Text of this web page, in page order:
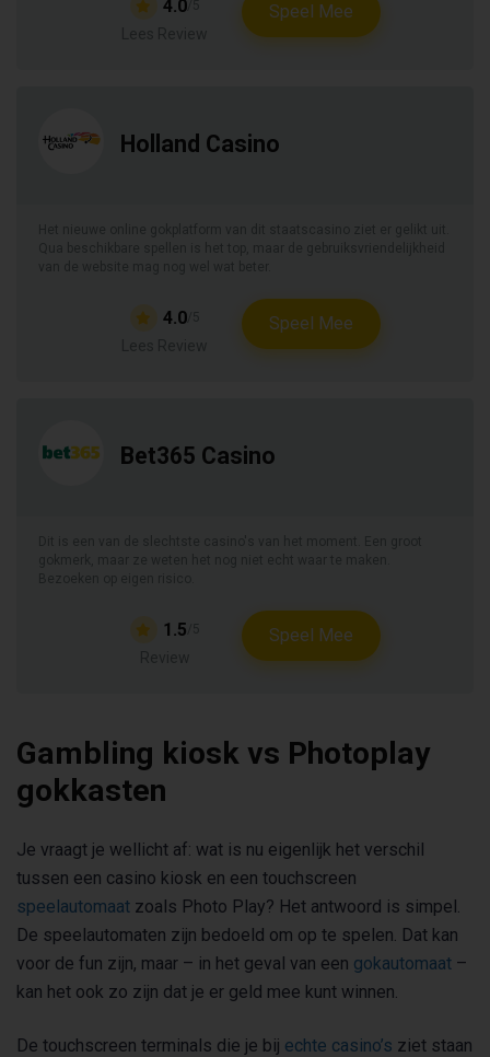
4.0/5 Speel Mee
Holland Casino
4.0/5 Speel Mee
Bet365 Casino
1.5 Speel Mee
Gambling kiosk vs Photoplay
gokkasten
Je vraagt je wellicht af: wat is nu eigenlijk het verschil
tussen een casino kiosk en een touchscreen
speelautomaat zoals Photo Play? Het antwoord is simpel.
De speelautomaten zijn bedoeld om op te spelen. Dat kan
voor de fun zijn, maar – in het geval van een gokautomaat –
kan het ook zo zijn dat je er geld mee kunt winnen.
De touchscreen terminals die je bij echte casino’s ziet staan